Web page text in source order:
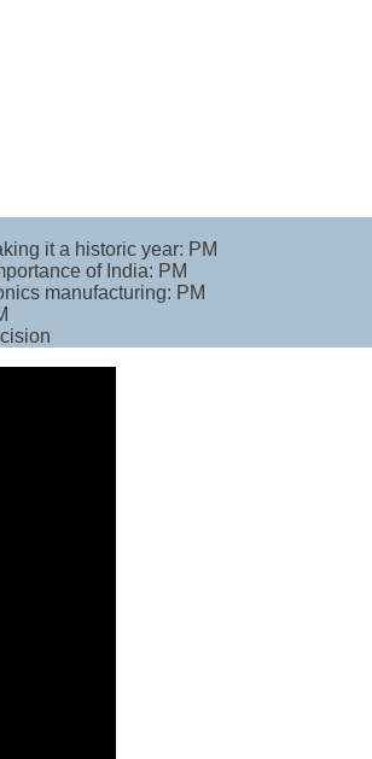
it a historic year: PM
of India: PM
manufacturing: PM